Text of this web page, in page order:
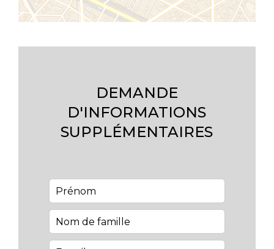
DEMANDE
D'INFORMATIONS
SUPPLÉMENTAIRES